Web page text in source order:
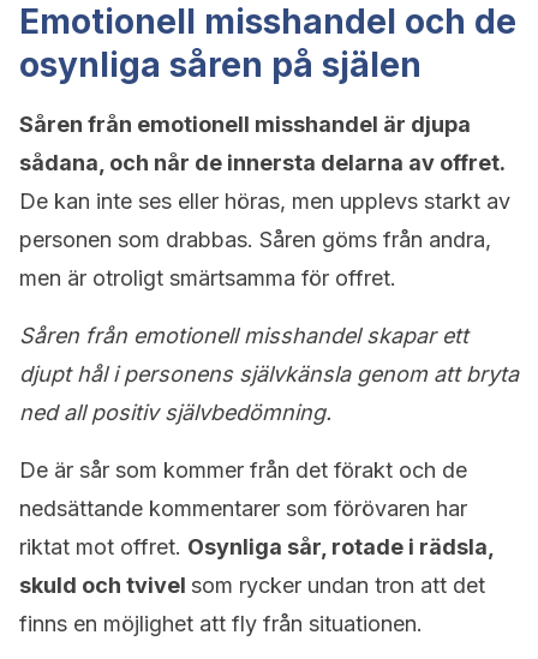
Emotionell misshandel och de
osynliga såren på själen
Såren från emotionell misshandel är djupa
sådana, och når de innersta delarna av offret.
De kan inte ses eller höras, men upplevs starkt av
personen som drabbas. Såren göms från andra,
men är otroligt smärtsamma för offret.
Såren från emotionell misshandel skapar ett
djupt hål i personens självkänsla genom att bryta
ned all positiv självbedömning.
De är sår som kommer från det förakt och de
nedsättande kommentarer som förövaren har
riktat mot offret. Osynliga sår, rotade i rädsla,
skuld och tvivel som rycker undan tron att det
finns en möjlighet att fly från situationen.